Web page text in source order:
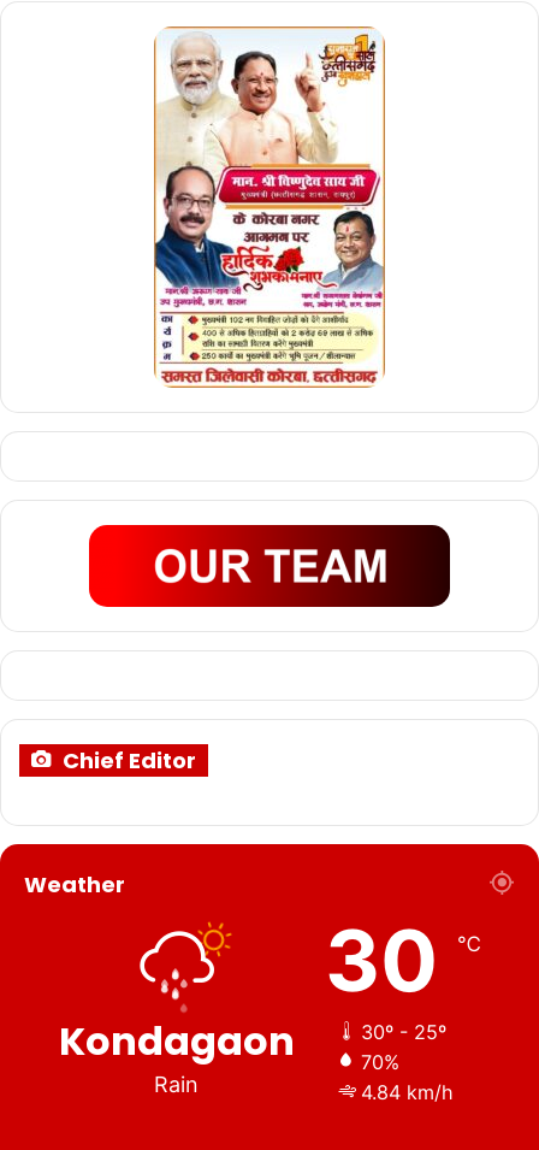
Chief Editor
Weather
Kondagaon
Rain
30 ℃
30º - 25º
70%
4.84 km/h